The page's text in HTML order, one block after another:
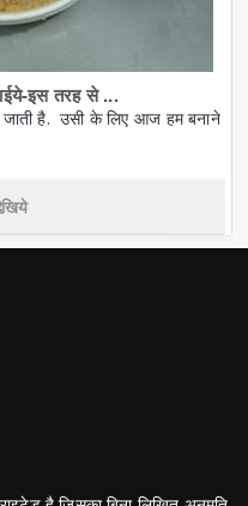
इस तरह से ...
है. उसी के लिए आज हम बनाने